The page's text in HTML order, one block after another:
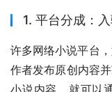
1. 平台分成：
许多网络小说平台
作者发布原创内容
小说内容，就可以